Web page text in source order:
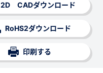
2D CADダウンロード
RoHS2ダウンロード
印刷する